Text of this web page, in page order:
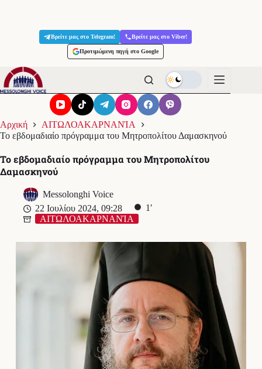
Βρείτε μας στο Telegram! Βρείτε μας στο Viber!
Προτιμώμενη πηγή στο Google
Αρχική
ΑΙΤΩΛΟΑΚΑΡΝΑΝΊΑ
Το εβδομαδιαίο πρόγραμμα του Μητροπολίτου Δαμασκηνού
Το εβδομαδιαίο πρόγραμμα του Μητροπολίτου
Δαμασκηνού
Messolonghi Voice
22 Ιουλίου 2024, 09:28
1′
ΑΙΤΩΛΟΑΚΑΡΝΑΝΊΑ